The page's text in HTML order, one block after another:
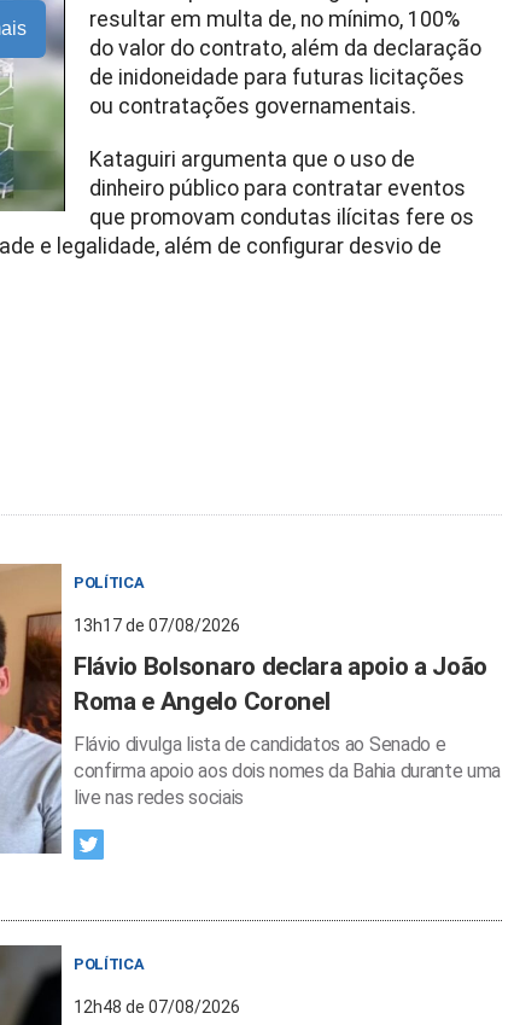
resultar em multa de, no mínimo, 100%
do valor do contrato, além da declaração
de inidoneidade para futuras licitações
ou contratações governamentais.
Kataguiri argumenta que o uso de
dinheiro público para contratar eventos
que promovam condutas ilícitas fere os
e legalidade, além de configurar desvio de
POLÍTICA
13h17 de 07/08/2026
Flávio Bolsonaro declara apoio a João
Roma e Angelo Coronel
Flávio divulga lista de candidatos ao Senado e
confirma apoio aos dois nomes da Bahia durante uma
live nas redes sociais
POLÍTICA
12h48 de 07/08/2026